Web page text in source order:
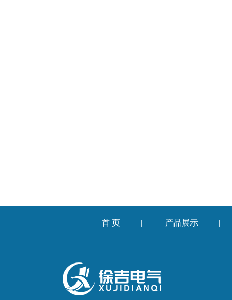
首 页 | 产品展示 |